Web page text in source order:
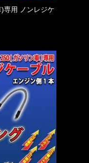
専用 ノンレジケ